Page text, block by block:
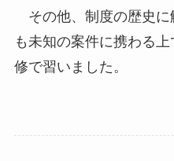
その他、制度の歴史に
も未知の案件に携わる
修で習いました。